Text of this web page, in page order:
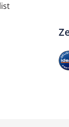
den